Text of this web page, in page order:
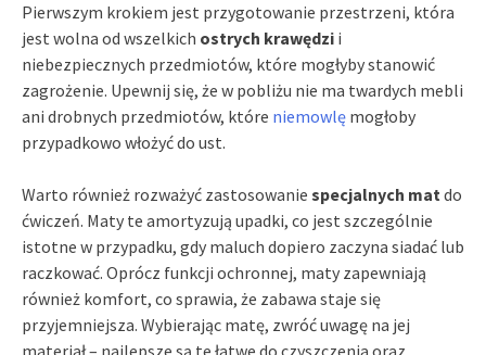
Pierwszym krokiem jest przygotowanie przestrzeni, która
jest wolna od wszelkich ostrych krawędzi i
niebezpiecznych przedmiotów, które mogłyby stanowić
zagrożenie. Upewnij się, że w pobliżu nie ma twardych mebli
ani drobnych przedmiotów, które niemowlę mogłoby
przypadkowo włożyć do ust.
Warto również rozważyć zastosowanie specjalnych matdo
ćwiczeń. Maty te amortyzują upadki, co jest szczególnie
istotne w przypadku, gdy maluch dopiero zaczyna siadać lub
raczkować. Oprócz funkcji ochronnej, maty zapewniają
również komfort, co sprawia, że zabawa staje się
przyjemniejsza. Wybierając matę, zwróć uwagę na jej